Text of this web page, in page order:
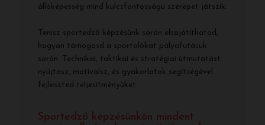
állóképesség mind kulcsfontosságú szerepet játszik.
Tenisz sportedző képzésünk során elsajátíthatod,
hogyan támogasd a sportolókat pályafutásuk
során. Technikai, taktikai és stratégiai útmutatást
nyújtasz, motiválsz, és gyakorlatok segítségével
fejleszted teljesítményüket.
Sportedző képzésünkön mindent